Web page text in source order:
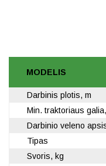
MODELIS
Darbinis plotis, m
Min. traktoriaus galia,
Darbinio veleno
Tipas
Svoris, kg